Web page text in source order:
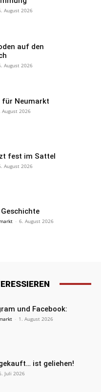
August 2026
auf den
August 2026
Neumarkt
August 2026
fest im Sattel
August 2026
- 6. August 2026
und Facebook:
- 1. August 2026
ist geliehen!
Juli 2026